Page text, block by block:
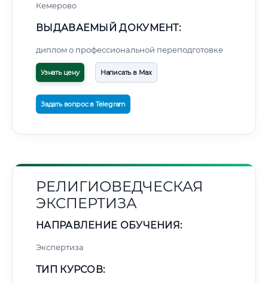
Кемерово
ВЫДАВАЕМЫЙ ДОКУМЕНТ:
диплом о профессиональной переподготовке
Узнать цену Написать в Max
Задать вопрос в Telegram
РЕЛИГИОВЕДЧЕСКАЯ
ЭКСПЕРТИЗА
НАПРАВЛЕНИЕ ОБУЧЕНИЯ:
Экспертиза
ТИП КУРСОВ: